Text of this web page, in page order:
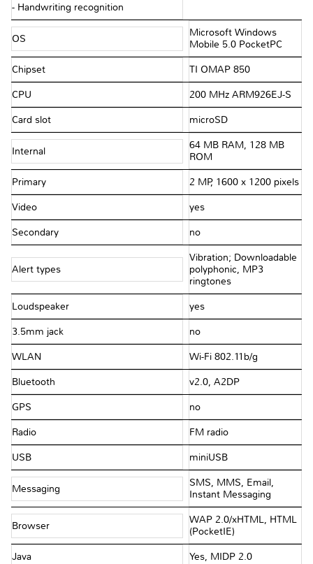
- Handwriting recognition
OS
Microsoft Windows
Mobile 5.0 PocketPC
Chipset TI OMAP 850
CPU 200 MHz ARM926EJ-S
Card slot microSD
Internal
64 MB RAM, 128 MB
ROM
Primary 2 MP, 1600 x 1200 pixels
Video yes
Secondary no
Alert types
Vibration; Downloadable
polyphonic, MP3
ringtones
Loudspeaker yes
3.5mm jack no
WLAN Wi-Fi 802.11b/g
Bluetooth v2.0, A2DP
GPS no
Radio FM radio
USB miniUSB
Messaging
SMS, MMS, Email,
Instant Messaging
Browser
WAP 2.0/xHTML, HTML
(PocketIE)
Java Yes, MIDP 2.0